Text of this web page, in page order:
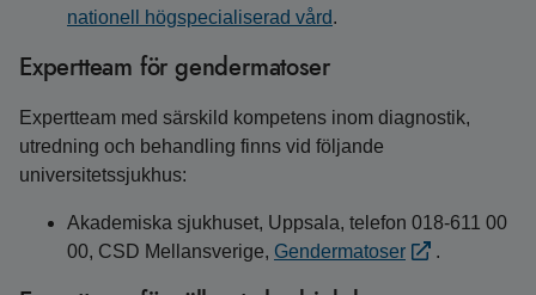
nationell högspecialiserad vård.
Expertteam för gendermatoser
Expertteam med särskild kompetens inom diagnostik,
utredning och behandling finns vid följande
universitetssjukhus:
Akademiska sjukhuset, Uppsala, telefon 018-611 00
00, CSD Mellansverige, Gendermatoser .